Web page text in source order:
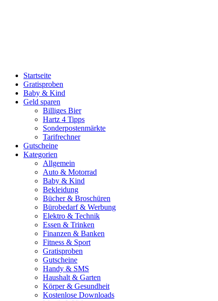
Startseite
Gratisproben
Baby & Kind
Geld sparen
Billiges Bier
Hartz 4 Tipps
Sonderpostenmärkte
Tarifrechner
Gutscheine
Kategorien
Allgemein
Auto & Motorrad
Baby & Kind
Bekleidung
Bücher & Broschüren
Bürobedarf & Werbung
Elektro & Technik
Essen & Trinken
Finanzen & Banken
Fitness & Sport
Gratisproben
Gutscheine
Handy & SMS
Haushalt & Garten
Körper & Gesundheit
Kostenlose Downloads